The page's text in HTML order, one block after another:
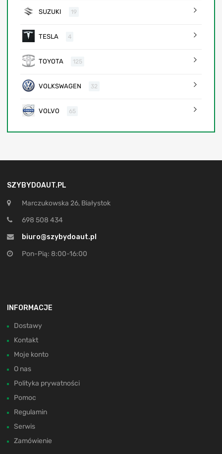
SUZUKI 19
TESLA 4
TOYOTA 125
VOLKSWAGEN 32
VOLVO 65
SZYBYDOAUT.PL
Marczukowska 26, Białystok
698 508 434
biuro@szybydoaut.pl
Pon-Pią: 8:00-16:00
INFORMACJE
Dostawy
Kontakt
Moje konto
O nas
Polityka prywatności
Pomoc
Regulamin
Serwis
Zamówienie